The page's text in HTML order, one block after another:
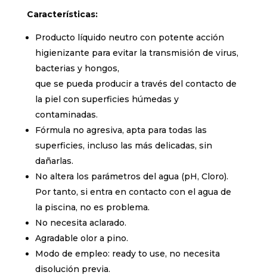
Características:
Producto líquido neutro con potente acción
higienizante para evitar la transmisión de virus,
bacterias y hongos,
que se pueda producir a través del contacto de
la piel con superficies húmedas y
contaminadas.
Fórmula no agresiva, apta para todas las
superficies, incluso las más delicadas, sin
dañarlas.
No altera los parámetros del agua (pH, Cloro).
Por tanto, si entra en contacto con el agua de
la piscina, no es problema.
No necesita aclarado.
Agradable olor a pino.
Modo de empleo: ready to use, no necesita
disolución previa.